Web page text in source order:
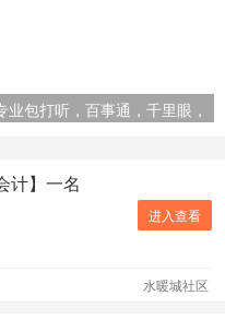
业包打听，百事通，千里眼，
计】一名
水暖城社区
进入查看